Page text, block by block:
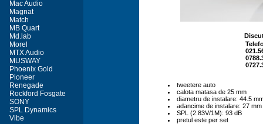
Mac Audio
Magnat
Match
MB Quart
Md.lab
Morel
MTX Audio
MUSWAY
Phoenix Gold
Pioneer
Renegade
Rockford Fosgate
SONY
SPL Dynamics
Vibe
tweetere auto
calota matasa de 25 mm
diametru de instalare: 44.5
adancime de instalare: 27 mm
SPL (2.83V/1M): 93 dB
pretul este per set